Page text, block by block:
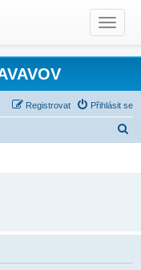
T
o
g
l
e
n
i
n
Přihlásit se
Registrovat